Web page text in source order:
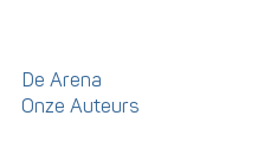
De Arena
Onze Auteurs